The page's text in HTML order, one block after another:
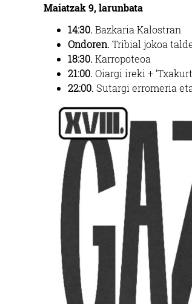
Maiatzak 9, larunbata
14:30. Bazkaria Kalostran
Ondoren. Tribial jokoa
18:30. Karropoteoa
21:00. Oiargi ireki +
22:00. Sutargi erromeria